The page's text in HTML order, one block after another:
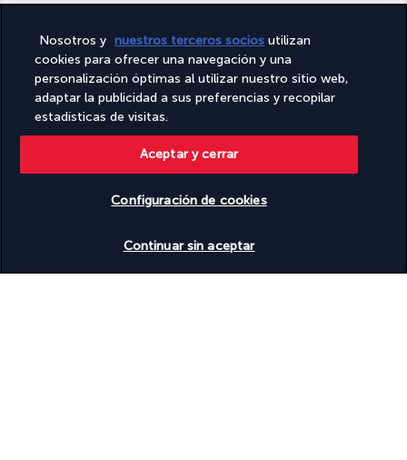
Turkish Airlines Holidays
Calificado4,2/ 5
Basado en953opiniones
Nuestros expertos te acompañan
Nosotros y nuestros terceros socios utilizan
cookies para ofrecer una navegación y una
personalización óptimas al utilizar nuestro sitio web,
adaptar la publicidad a sus preferencias y recopilar
estadísticas de visitas.
Configuración de cookies
Continuar sin aceptar
Aceptar y cerrar